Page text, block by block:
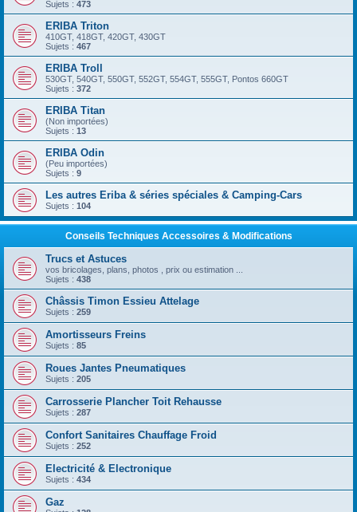
Sujets : 473
ERIBA Triton
410GT, 418GT, 420GT, 430GT
Sujets : 467
ERIBA Troll
530GT, 540GT, 550GT, 552GT, 554GT, 555GT, Pontos 660GT
Sujets : 372
ERIBA Titan
(Non importées)
Sujets : 13
ERIBA Odin
(Peu importées)
Sujets : 9
Les autres Eriba & séries spéciales & Camping-Cars
Sujets : 104
Conseils Techniques Accessoires & Modifications
Trucs et Astuces
vos bricolages, plans, photos , prix ou estimation ...
Sujets : 438
Châssis Timon Essieu Attelage
Sujets : 259
Amortisseurs Freins
Sujets : 85
Roues Jantes Pneumatiques
Sujets : 205
Carrosserie Plancher Toit Rehausse
Sujets : 287
Confort Sanitaires Chauffage Froid
Sujets : 252
Electricité & Electronique
Sujets : 434
Gaz